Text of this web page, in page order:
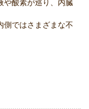
や酸素が巡り、内臓
側ではさまざまな不